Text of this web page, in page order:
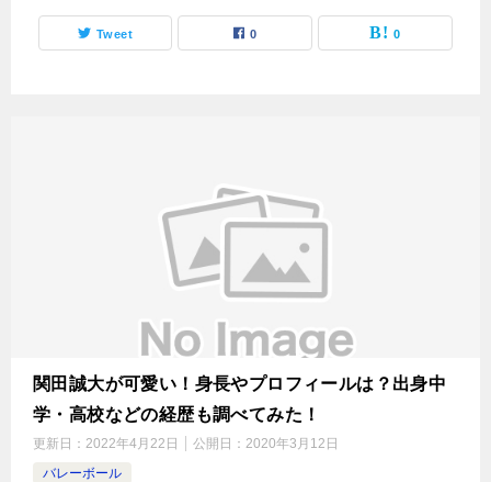
Tweet 0 0
関田誠大が可愛い！身長やプロフィールは？出身中
学・高校などの経歴も調べてみた！
更新日： 2022年4月22日 公開日： 2020年3月12日
バレーボール